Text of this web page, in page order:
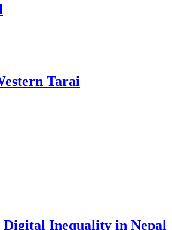
Tarai
Digital Inequality in Nepal